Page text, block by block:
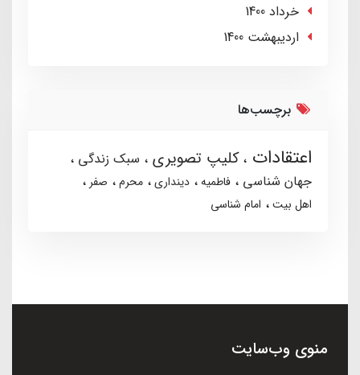
خرداد 1400
ارديبهشت 1400
برچسب‌ها
اعتقادات کلیپ تصویری
سبک زندگی
جهان شناسی
فاطمیه دینداری محرم
صفر
اهل بیت
امام شناسی
منوی وب‌سایت